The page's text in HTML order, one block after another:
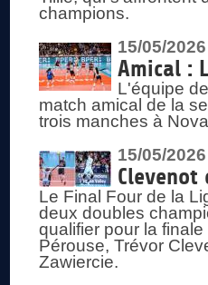
champions.
15/05/2026
Amical :
L'équipe
match amical de la
trois manches à
15/05/2026
Le Final Four de la
deux doubles
qualifier pour la
Pérouse, Trévor
Zawiercie.